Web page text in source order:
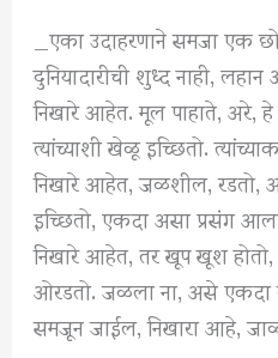
_एका उदाहरणाने समजा एक
दुनियादारीची शुध्द नाही,
निखारे आहेत. मूल पाहाते,
त्यांच्याशी खेळू इच्छितो.
निखारे आहेत, जळशील, रडतो,
इच्छितो, एकदा असा प्रसंग
निखारे आहेत, तर खूप खूश
ओरडतो. जळला ना, असे
समजून जाईल, निखारा आहे,